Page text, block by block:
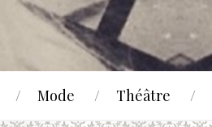
Mode Théâtre